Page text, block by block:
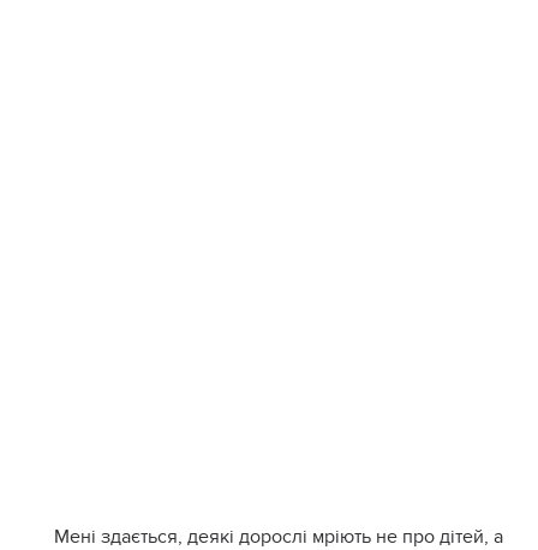
Мені здається, деякі дорослі мріють не про дітей, а